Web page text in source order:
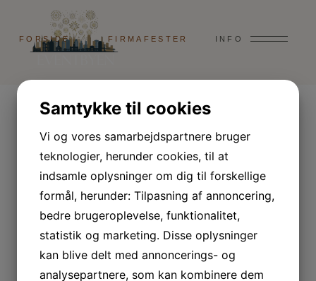
FORSIDE FIRMAFESTER
PRIVATFESTER OMKRING OS
KONTAKT 42 90 19 99
INFO
FØLG MED HER
Samtykke til cookies
Vi og vores samarbejdspartnere bruger
teknologier, herunder cookies, til at
indsamle oplysninger om dig til forskellige
formål, herunder: Tilpasning af annoncering,
bedre brugeroplevelse, funktionalitet,
statistik og marketing. Disse oplysninger
kan blive delt med annoncerings- og
analysepartnere, som kan kombinere dem